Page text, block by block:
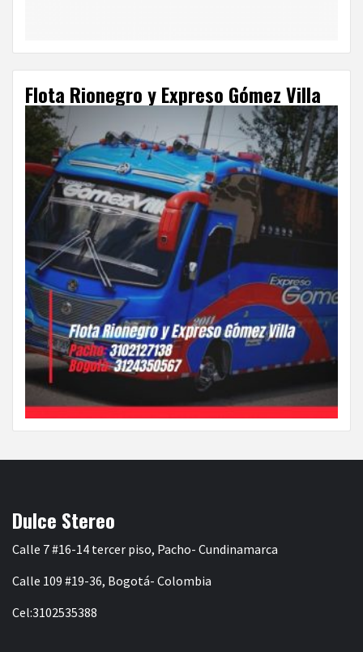
Flota Rionegro y Expreso Gómez Villa
Dulce Stereo
Calle 7 #16-14 tercer piso, Pacho- Cundinamarca
Calle 109 #19-36, Bogotá- Colombia
Cel:3102535388